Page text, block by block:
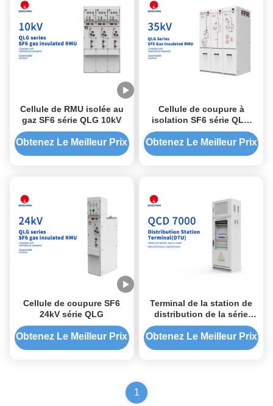
Cellule de RMU isolée au
gaz SF6 série QLG 10kV
Obtenez Le Meilleur Prix
Cellule de coupure à
isolation SF6 série QLG
35kV
Obtenez Le Meilleur Prix
Cellule de coupure SF6
24kV série QLG
Obtenez Le Meilleur Prix
Terminal de la station de
distribution de la série
QCD 7000
Obtenez Le Meilleur Prix
1